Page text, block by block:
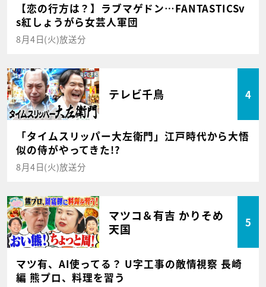
【恋の行方は？】ラブマゲドン…FANTASTICSv
s紅しょうがら女芸人軍団
8月4日(火)放送分
テレビ千鳥 4
「タイムスリッパー大左衛門」江戸時代から大悟
似の侍がやってきた!?
8月4日(火)放送分
マツコ＆有吉 かりそめ
天国
5
マツ有、AI使ってる？ U字工事の敵情視察 長崎
編 熊プロ、料理を習う